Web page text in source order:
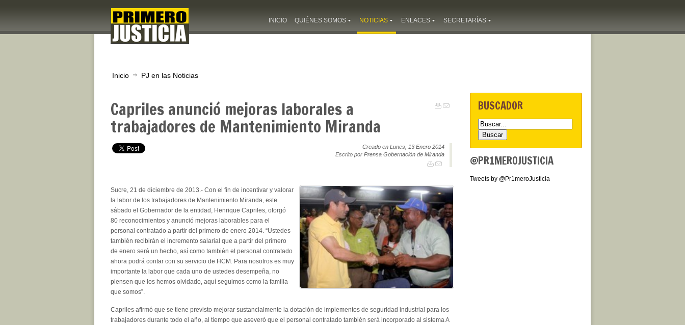
INICIO QUIÉNES SOMOS NOTICIAS ENLACES SECRETARÍAS
Inicio PJ en las Noticias
Capriles anunció mejoras laborales a
trabajadores de Mantenimiento Miranda
Creado en Lunes, 13 Enero 2014
Escrito por Prensa Gobernación de Miranda
Sucre, 21 de diciembre de 2013.- Con el fin de incentivar y valorar
la labor de los trabajadores de Mantenimiento Miranda, este
sábado el Gobernador de la entidad, Henrique Capriles, otorgó
80 reconocimientos y anunció mejoras laborables para el
personal contratado a partir del primero de enero 2014. “Ustedes
también recibirán el incremento salarial que a partir del primero
de enero será un hecho, así como también el personal contratado
ahora podrá contar con su servicio de HCM. Para nosotros es muy
importante la labor que cada uno de ustedes desempeña, no
piensen que los hemos olvidado, aquí seguimos como la familia
que somos”.
Capriles afirmó que se tiene previsto mejorar sustancialmente la dotación de implementos de seguridad industrial para los
trabajadores durante todo el año, al tiempo que aseveró que el personal contratado también será incorporado al sistema A
BUSCADOR
@PR1MEROJUSTICIA
Tweets by @Pr1meroJusticia